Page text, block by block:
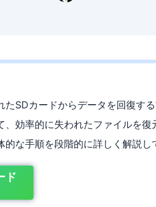
SDカードからデータを回復す
、効率的に失われたファイルを
な手順を段階的に詳しく解説し
ド